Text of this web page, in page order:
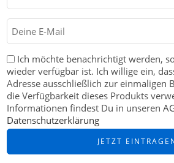
Ich möchte benachrichtigt werden,
wieder verfügbar ist. Ich willige ein,
Adresse ausschließlich zur einmaligen
die Verfügbarkeit dieses Produkts
Informationen findest Du in unseren
Datenschutzerklärung